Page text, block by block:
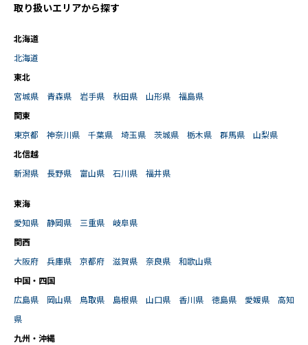
取り扱いエリアから探す
北海道
北海道
東北
宮城県
青森県 岩手県 秋田県 山形県
福島県
関東
東京都
神奈川県 千葉県 埼玉県 茨城県 栃木県 群馬県
山梨県
北信越
新潟県
長野県 富山県 石川県 福井県
東海
愛知県
静岡県 三重県
岐阜県
関西
大阪府
兵庫県 京都府 滋賀県 奈良県
和歌山県
中国・四国
広島県
岡山県 鳥取県 島根県 山口県 香川県 徳島県 愛媛県
高知
県
九州・沖縄